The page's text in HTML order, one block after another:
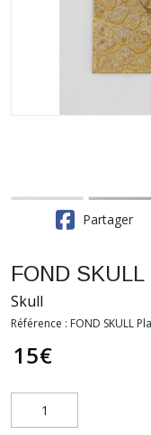
Partager
FOND
Skull
Référence : FOND SKULL
15€